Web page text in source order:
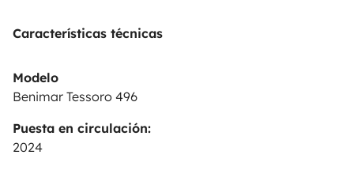
Características técnicas
Modelo
Benimar Tessoro 496
Puesta en circulación:
2024